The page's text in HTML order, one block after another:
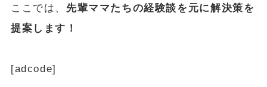
ここでは、 先輩ママたちの経験談を元に解決策を
提案します！
[adcode]